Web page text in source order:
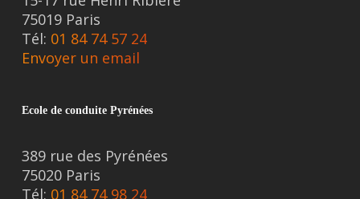
75019 Paris
Tél: 01 84 74 57 24
Envoyer un email
Ecole de conduite Pyrénées
389 rue des Pyrénées
75020 Paris
Tél: 01 84 74 98 24